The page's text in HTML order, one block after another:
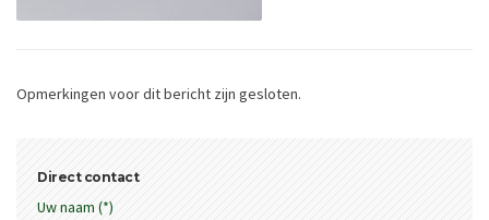
Opmerkingen voor dit bericht zijn gesloten.
Direct contact
Uw naam (*)